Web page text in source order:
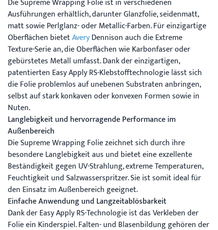
Ausführungen erhältlich, darunter Glanzfolie, seidenmatt,
matt sowie Perlglanz- oder Metallic-Farben. Für einzigartige
Oberflächen bietetAveryDennison auch die Extreme
Texture-Serie an, die Oberflächen wie Karbonfaser oder
gebürstetes Metall umfasst. Dank der einzigartigen,
patentierten Easy Apply RS-Klebstofftechnologie lässt sich
die Folie problemlos auf unebenen Substraten anbringen,
selbst auf stark konkaven oder konvexen Formen sowie in
Nuten.
Langlebigkeit und hervorragende Performance im
Außenbereich
Die Supreme Wrapping Folie zeichnet sich durch ihre
besondere Langlebigkeit aus und bietet eine exzellente
Beständigkeit gegen UV-Strahlung, extreme Temperaturen,
Feuchtigkeit und Salzwasserspritzer. Sie ist somit ideal für
den Einsatz im Außenbereich geeignet.
Einfache Anwendung und Langzeitablösbarkeit
Dank der Easy Apply RS-Technologie ist das Verkleben der
Folie ein Kinderspiel. Falten- und Blasenbildung gehören der